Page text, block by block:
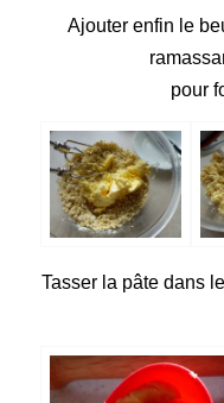
Ajouter enfin le
pour
Tasser la pâte dans